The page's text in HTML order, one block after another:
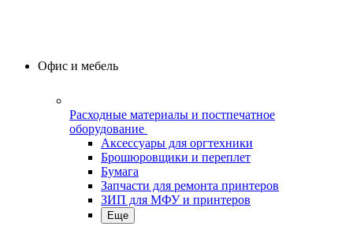
Офис и мебель
Расходные материалы и постпечатное
оборудование
Аксессуары для оргтехники
Брошюровщики и переплет
Бумага
Запчасти для ремонта принтеров
ЗИП для МФУ и принтеров
Еще